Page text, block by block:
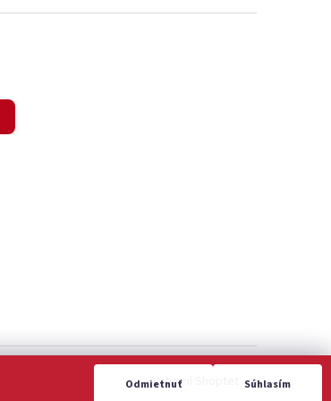
Odmietnuť Súhlasím
Vytvoril Shoptet